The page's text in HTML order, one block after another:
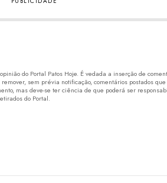
do Portal Patos Hoje. É vedada a inserção de
sem prévia notificação, comentários postados
mas deve-se ter ciência de que poderá ser
do Portal.